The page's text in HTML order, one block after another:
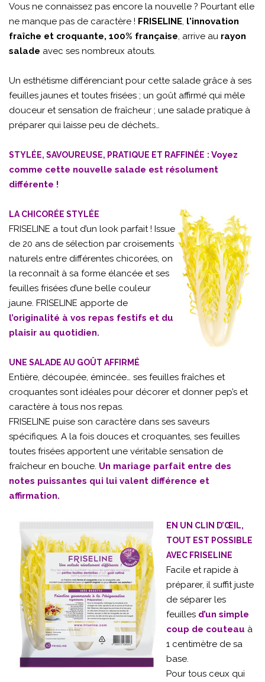
Vous ne connaissez pas encore la nouvelle ? Pourtant elle
ne manque pas de caractère ! FRISELINE, l'innovation
fraîche et croquante, 100% française, arrive au rayon
salade avec ses nombreux atouts.
Un esthétisme différenciant pour cette salade grâce à ses
feuilles jaunes et toutes frisées ; un goût affirmé qui mêle
douceur et sensation de fraîcheur ; une salade pratique à
préparer qui laisse peu de déchets…
STYLÉE, SAVOUREUSE, PRATIQUE ET RAFFINÉE : Voyez
comme cette nouvelle salade est résolument
différente !
LA CHICORÉE STYLÉE
FRISELINE a tout d’un look parfait ! Issue
de 20 ans de sélection par croisements
naturels entre différentes chicorées, on
la reconnaît à sa forme élancée et ses
feuilles frisées d’une belle couleur
jaune. FRISELINE apporte de
l’originalité à vos repas festifs et du
plaisir au quotidien.
UNE SALADE AU GOÛT AFFIRMÉ
Entière, découpée, émincée… ses feuilles fraîches et
croquantes sont idéales pour décorer et donner pep’s et
caractère à tous nos repas.
FRISELINE puise son caractère dans ses saveurs
spécifiques. A la fois douces et croquantes, ses feuilles
toutes frisées apportent une véritable sensation de
fraîcheur en bouche. Un mariage parfait entre des
notes puissantes qui lui valent différence et
affirmation.
EN UN CLIN D’ŒIL,
TOUT EST POSSIBLE
AVEC FRISELINE
Facile et rapide à
préparer, il suffit juste
de séparer les
feuilles d’un simple
coup de couteau à
1 centimètre de sa
base.
Pour tous ceux qui